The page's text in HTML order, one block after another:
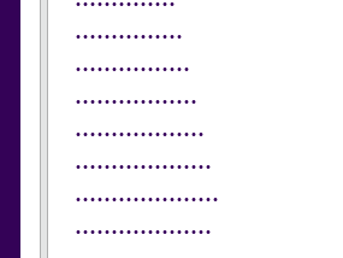
...............
................
.................
..................
...................
....................
...................